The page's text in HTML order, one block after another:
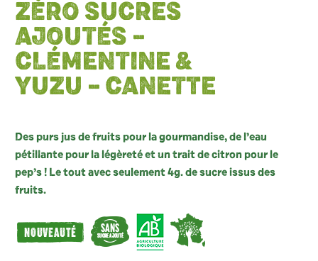
ZÉRO SUCRES
AJOUTÉS –
CLÉMENTINE &
YUZU – CANETTE
Des purs jus de fruits pour la gourmandise, de l’eau
pétillante pour la légèreté et un trait de citron pour le
pep’s ! Le tout avec seulement 4g. de sucre issus des
fruits.